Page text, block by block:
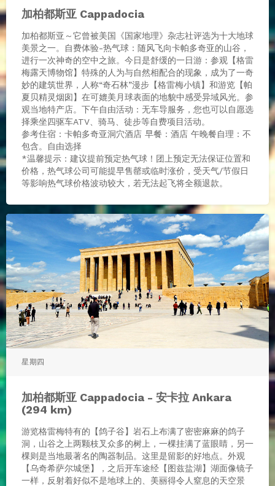
加柏都斯亚 Cappadocia
加柏都斯亚～它曾被美国《国家地理》杂志社评选为十大地球
美景之一。自费体验-热气球：随风飞向卡帕多奇亚的山谷，
进行一次神奇的空中之旅。今日是舒缓的一日游：参观【格雷
梅露天博物馆】特殊的人为与自然相配合的现象，成为了一奇
妙的建筑世界，人称“奇石林”漫步【格雷梅小镇】和游览【帕
夏贝精灵烟囱】在可媲美月球表面的地貌中感受异域风光。参
观当地特产店。下午自由活动：无车导服务，您也可以自愿选
择乘坐四驱车ATV、骑马、徒步等自费项目活动。
参考住宿：卡帕多奇亚洞穴酒店 早餐：酒店 午晚餐自理：不
包含。自由选择
*温馨提示：建议提前预定热气球！团上预定无法保证位置和
价格，热气球公司可能提早售罄或临时涨价，受天气/节假日
等影响热气球价格波动较大，若无法起飞将全额退款。
星期四
加柏都斯亚 Cappadocia - 安卡拉 Ankara
(294 km)
游览格雷梅特有的【鸽子谷】岩石上布满了密密麻麻的鸽子
洞，山谷之上两颗枝叉众多的树上，一棵挂满了蓝眼睛，另一
棵则是当地最著名的陶器制品。这里是留影的好地点。外观
【乌奇希萨尔城堡】，之后开车途经【图兹盐湖】湖面像镜子
一样，反射着好似不是地球上的、美丽得令人窒息的天空景